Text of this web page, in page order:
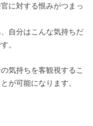
に対する恨みがつまっ
自分はこんな気持ちだ
。
気持ちを客観視するこ
が可能になります。